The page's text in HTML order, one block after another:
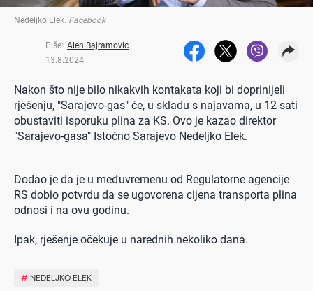
Nedeljko Elek Facebook
Piše: Alen Bajramovic
13.8.2024
Nakon što nije bilo nikakvih kontakata koji bi doprinijeli
rješenju, "Sarajevo-gas" će, u skladu s najavama, u 12 sati
obustaviti isporuku plina za KS. Ovo je kazao direktor
"Sarajevo-gasa" Istočno Sarajevo Nedeljko Elek.
Dodao je da je u međuvremenu od Regulatorne agencije
RS dobio potvrdu da se ugovorena cijena transporta plina
odnosi i na ovu godinu.
Ipak, rješenje očekuje u narednih nekoliko dana.
# NEDELJKO ELEK